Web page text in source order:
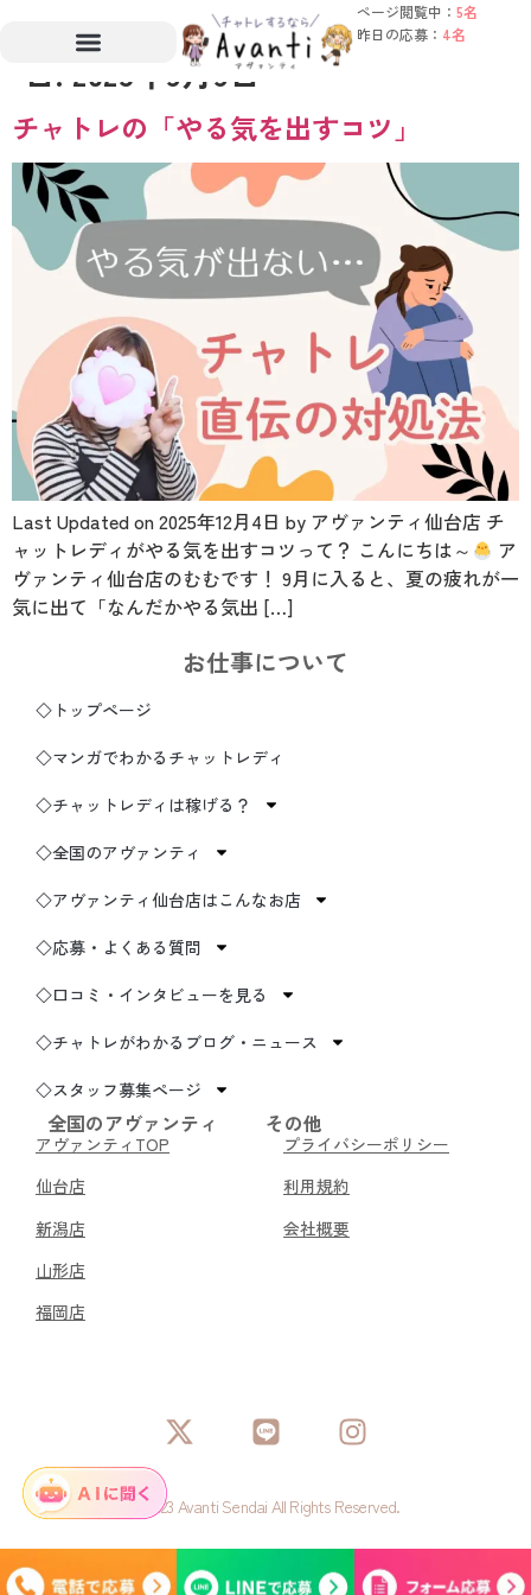
ページ閲覧中： 5名
昨日の応募： 4名
日: 2025年9月9日
チャトレの「やる気を出すコツ」
Last Updated on 2025年12月4日 by アヴァンティ仙台店 チ
ャットレディがやる気を出すコツって？ こんにちは～
ア
ヴァンティ仙台店のむむです！ 9月に入ると、夏の疲れが一
気に出て「なんだかやる気出 […]
お仕事について
◇トップページ
◇マンガでわかるチャットレディ
◇チャットレディは稼げる？
◇全国のアヴァンティ
◇アヴァンティ仙台店はこんなお店
◇応募・よくある質問
◇口コミ・インタビューを見る
◇チャトレがわかるブログ・ニュース
◇スタッフ募集ページ
全国のアヴァンティ
アヴァンティTOP
仙台店
新潟店
山形店
福岡店
その他
プライバシーポリシー
利用規約
会社概要
© 2023 Avanti Sendai All Rights Reserved.